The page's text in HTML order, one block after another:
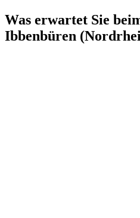
Was erwartet Sie
Ibbenbüren